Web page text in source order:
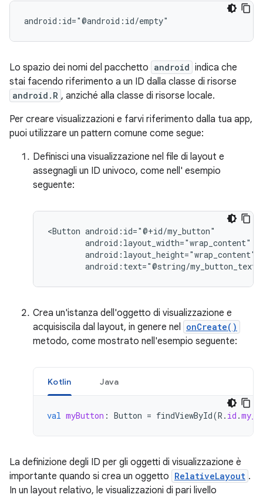
android:id="@android:id/empty"
Lo spazio dei nomi del pacchetto android indica che
stai facendo riferimento a un ID dalla classe di risorse
android.R , anziché alla classe di risorse locale.
Per creare visualizzazioni e farvi riferimento dalla tua app,
puoi utilizzare un pattern comune come segue:
Definisci una visualizzazione nel file di layout e
assegnagli un ID univoco, come nell' esempio
seguente:
<Button
android:text="@string/
Crea un'istanza dell'oggetto di visualizzazione e
acquisiscila dal layout, in genere nel onCreate()
metodo, come mostrato nell'esempio seguente:
Kotlin Java
val myButton : Button = findViewById(R . id .
La definizione degli ID per gli oggetti di visualizzazione è
importante quando si crea un oggetto RelativeLayout .
In un layout relativo, le visualizzazioni di pari livello